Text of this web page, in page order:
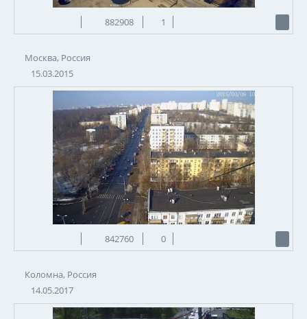
882908 1
Москва, Россия
15.03.2015
842760 0
Коломна, Россия
14.05.2017